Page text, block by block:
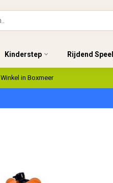
Kinderstep Rijdend
Winkel in Boxmeer